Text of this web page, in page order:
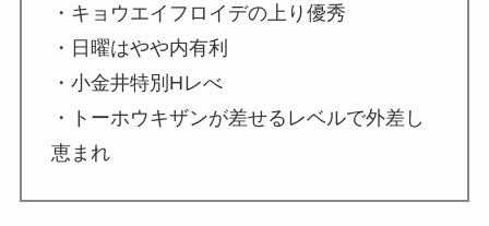
・キョウエイフロイデの上り優秀
・日曜はやや内有利
・小金井特別Hレべ
・トーホウキザンが差せるレベルで外差し
恵まれ